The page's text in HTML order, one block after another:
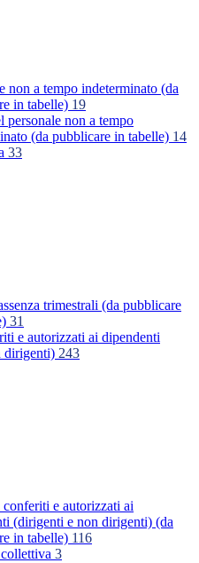
non a tempo indeterminato (da
in tabelle) 19
personale non a tempo
(da pubblicare in tabelle) 14
33
trimestrali (da pubblicare
31
e autorizzati ai dipendenti
dirigenti) 243
e autorizzati ai
(dirigenti e non dirigenti) (da
in tabelle) 116
3